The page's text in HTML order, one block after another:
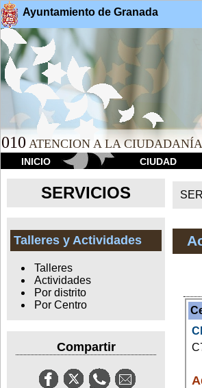
Ayuntamiento de Granada
010 ATENCION A LA
INICIO CIUDAD
SERVICIOS
Talleres y Actividades
Talleres
Actividades
Por distrito
Por Centro
Compartir